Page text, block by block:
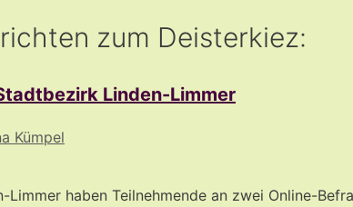
zum Deisterkiez:
Linden-Limmer
Kümpel
haben Teilnehmende an zwei Online-